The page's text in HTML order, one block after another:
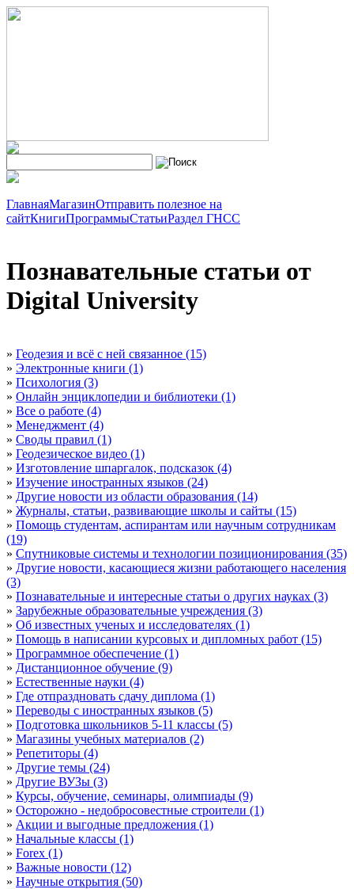
ГлавнаяМагазинОтправить полезное на
сайтКнигиПрограммыСтатьиРаздел ГНСС
Познавательные статьи от
Digital University
» Геодезия и всё с ней связанное (15)
» Электронные книги (1)
» Психология (3)
» Онлайн энциклопедии и библиотеки (1)
» Все о работе (4)
» Менеджмент (4)
» Своды правил (1)
» Геодезическое видео (1)
» Изготовление шпаргалок, подсказок (4)
» Изучение иностранных языков (24)
» Другие новости из области образования (14)
» Журналы, статьи, развивающие школы и сайты (15)
» Помощь студентам, аспирантам или научным сотрудникам
(19)
» Спутниковые системы и технологии позиционирования (35)
» Другие новости, касающиеся жизни работающего населения
(3)
» Познавательные и интересные статьи о других науках (3)
» Зарубежные образовательные учреждения (3)
» Об известных ученых и исследователях (1)
» Помощь в написании курсовых и дипломных работ (15)
» Программное обеспечение (1)
» Дистанционное обучение (9)
» Естественные науки (4)
» Где отпраздновать сдачу диплома (1)
» Переводы с иностранных языков (5)
» Подготовка школьников 5-11 классы (5)
» Магазины учебных материалов (2)
» Репетиторы (4)
» Другие темы (24)
» Другие ВУЗы (3)
» Курсы, обучение, семинары, олимпиады (9)
» Осторожно - недобросовестные строители (1)
» Акции и выгодные предложения (1)
» Начальные классы (1)
» Forex (1)
» Важные новости (12)
» Научные открытия (50)